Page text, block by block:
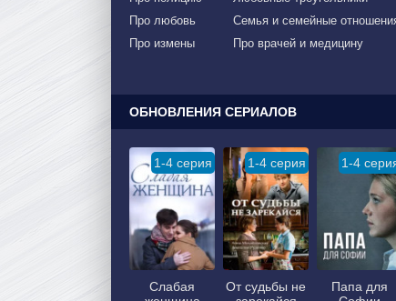
Про любовь
Про измены
Семья и семейные
Про врачей и медицину
ОБНОВЛЕНИЯ СЕРИАЛОВ
1-4 серия
Слабая
1-4 серия
От судьбы не
1-4
Папа для